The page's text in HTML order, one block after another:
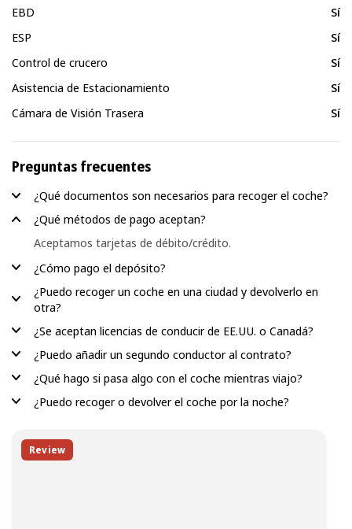
EBD
Sí
ESP
Sí
Control de crucero
Sí
Asistencia de Estacionamiento
Sí
Cámara de Visión Trasera
Sí
Preguntas frecuentes
¿Qué documentos son necesarios para recoger el coche?
¿Qué métodos de pago aceptan?
Aceptamos tarjetas de débito/crédito.
¿Cómo pago el depósito?
¿Puedo recoger un coche en una ciudad y devolverlo en
otra?
¿Se aceptan licencias de conducir de EE.UU. o Canadá?
¿Puedo añadir un segundo conductor al contrato?
¿Qué hago si pasa algo con el coche mientras viajo?
¿Puedo recoger o devolver el coche por la noche?
Review